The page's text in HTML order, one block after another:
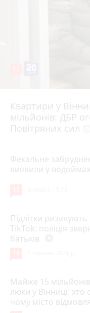
Квартири у
мільйонів: ДБР
Повітряних сил
6 серпня 2026 р.
Фекальне
виявили у водоймах
Підлітки
TikTok: поліція
батьків
Майже 15
люки у Вінниці: хто
чому місто